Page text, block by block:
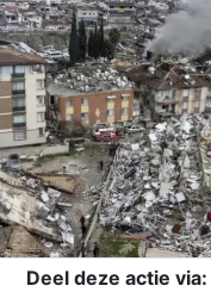
Deel deze actie via: